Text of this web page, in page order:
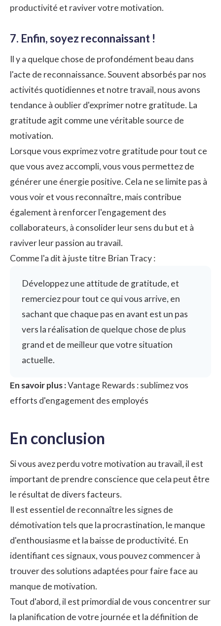
productivité et raviver votre motivation.
7. Enfin, soyez reconnaissant !
Il y a quelque chose de profondément beau dans
l'acte de reconnaissance. Souvent absorbés par nos
activités quotidiennes et notre travail, nous avons
tendance à oublier d'exprimer notre gratitude. La
gratitude agit comme une véritable source de
motivation.
Lorsque vous exprimez votre gratitude pour tout ce
que vous avez accompli, vous vous permettez de
générer une énergie positive. Cela ne se limite pas à
vous voir et vous reconnaître, mais contribue
également à renforcerl'engagement des
collaborateurs, à consolider leur sens du but et à
raviver leur passion au travail.
Comme l'a dit à juste titre Brian Tracy :
Développez une attitude de gratitude, et
remerciez pour tout ce qui vous arrive, en
sachant que chaque pas en avant est un pas
vers la réalisation de quelque chose de plus
grand et de meilleur que votre situation
actuelle.
En savoir plus :Vantage Rewards : sublimez vos
efforts d'engagement des employés
En conclusion
Si vous avez perdu votre motivation au travail, il est
important de prendre conscience que cela peut être
le résultat de divers facteurs.
Il est essentiel de reconnaître les signes de
démotivation tels que la procrastination, le manque
d'enthousiasme et la baisse de productivité. En
identifiant ces signaux, vous pouvez commencer à
trouver des solutions adaptées pour faire face au
manque de motivation.
Tout d'abord, il est primordial de vous concentrer sur
la planification de votre journée et la définition de